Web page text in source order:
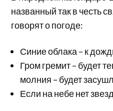
названный так в честь
говорят о погоде:
Синие облака – к
Гром гремит – будет
молния – будет
Если на небе нет